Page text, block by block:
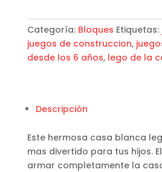
Categoría: Bloques Etiquetas:
juegos de construccion,
desde los 6 años, lego de la
Descripción
Este hermosa casa blanca
mas divertido para tus hijos.
armar completamente la